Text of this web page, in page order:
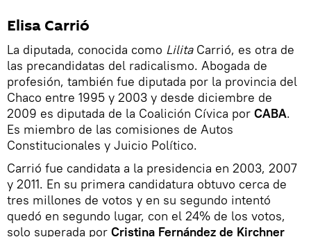
Elisa Carrió
La diputada, conocida como LilitaCarrió, es otra de
las precandidatas del radicalismo. Abogada de
profesión, también fue diputada por la provincia del
Chaco entre 1995 y 2003 y desde diciembre de
2009 es diputada de la Coalición Cívica por CABA.
Es miembro de las comisiones de Autos
Constitucionales y Juicio Político.
Carrió fue candidata a la presidencia en 2003, 2007
y 2011. En su primera candidatura obtuvo cerca de
tres millones de votos y en su segundo intentó
quedó en segundo lugar, con el 24% de los votos,
solo superada por Cristina Fernández de Kirchner